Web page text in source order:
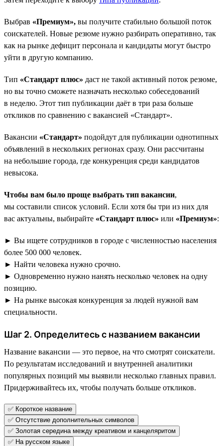
Выбрав «Премиум», вы получите стабильно большой поток
соискателей. Новые резюме нужно разбирать оперативно, так
как на рынке дефицит персонала и кандидаты могут быстро
уйти в другую компанию.
Тип «Стандарт плюс» даст не такой активный поток резюме,
но вы точно сможете назначать несколько собеседований
в неделю. Этот тип публикации даёт в три раза больше
откликов по сравнению с вакансией «Стандарт».
Вакансии «Стандарт» подойдут для публикации однотипных
объявлений в нескольких регионах сразу. Они рассчитаны
на небольшие города, где конкуренция среди кандидатов
невысока.
Чтобы вам было проще выбрать тип вакансии,
мы составили список условий. Если хотя бы три из них для
вас актуальны, выбирайте «Стандарт плюс» или «Премиум»:
► Вы ищете сотрудников в городе с численностью населения
более 500 000 человек.
► Найти человека нужно срочно.
► Одновременно нужно нанять несколько человек на одну
позицию.
► На рынке высокая конкуренция за людей нужной вам
специальности.
Шаг 2. Определитесь с названием вакансии
Название вакансии — это первое, на что смотрят соискатели.
По результатам исследований и внутренней аналитики
популярных позиций мы выявили несколько главных правил.
Придерживайтесь их, чтобы получать больше откликов.
✅ Короткое название
✅ Отсутствие дополнительных символов
✅ Золотая середина между креативом и канцеляритом
✅ На русском языке